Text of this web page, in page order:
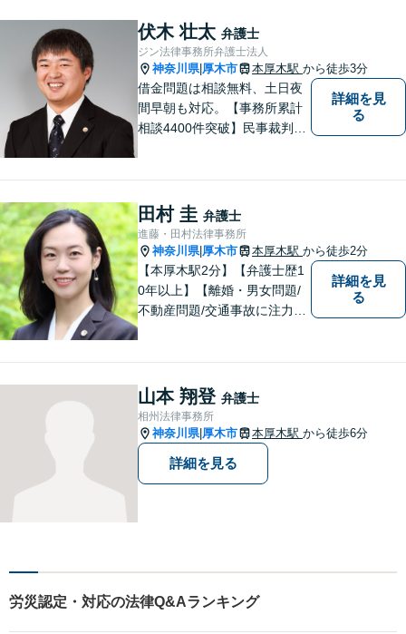
男女問題
伏木 壮太 弁護士
ジン法律事務所弁護士法人
神奈川県| 厚木市 本厚木駅 から徒歩3分
借金問題は相談無料、土日夜
間早朝も対応。【事務所累計
相談4400件突破】民事裁判／
詳細を見
る
田村 圭 弁護士
進藤・田村法律事務所
神奈川県| 厚木市 本厚木駅 から徒歩2分
【本厚木駅2分】【弁護士歴1
0年以上】【離婚・男女問題/
不動産問題/交通事故に注力】
う、全力でサポートします。
詳細を見
る
山本 翔登 弁護士
相州法律事務所
神奈川県| 厚木市 本厚木駅 から徒歩6分
詳細を見る
労災認定・対応の法律Q&Aランキング